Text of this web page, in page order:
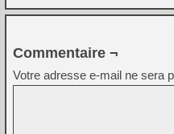
Commentaire ¬
Votre adresse e-mail ne sera